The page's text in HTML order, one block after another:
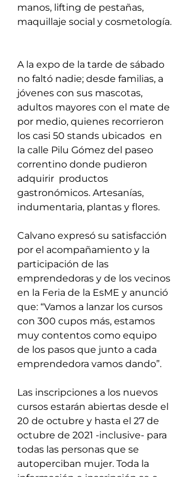
manos, lifting de pestañas,
maquillaje social y cosmetología.
A la expo de la tarde de sábado
no faltó nadie; desde familias, a
jóvenes con sus mascotas,
adultos mayores con el mate de
por medio, quienes recorrieron
los casi 50 stands ubicados  en
la calle Pilu Gómez del paseo
correntino donde pudieron
adquirir  productos
gastronómicos. Artesanías,
indumentaria, plantas y flores.
Calvano expresó su satisfacción
por el acompañamiento y la
participación de las
emprendedoras y de los vecinos
en la Feria de la EsME y anunció
que: “Vamos a lanzar los cursos
con 300 cupos más, estamos
muy contentos como equipo
de los pasos que junto a cada
emprendedora vamos dando”.
Las inscripciones a los nuevos
cursos estarán abiertas desde el
20 de octubre y hasta el 27 de
octubre de 2021 -inclusive- para
todas las personas que se
autoperciban mujer. Toda la